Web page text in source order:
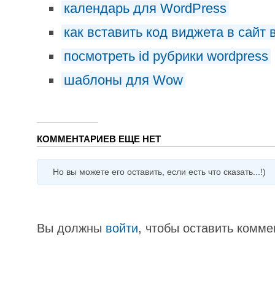
календарь для WordPress
как вставить код виджета в сайт
посмотреть id рубрики wordpress
шаблоны для Wow
КОММЕНТАРИЕВ ЕЩЕ НЕТ
Но вы можете его оставить, если есть что сказать...!)
Вы должны войти, чтобы оставить